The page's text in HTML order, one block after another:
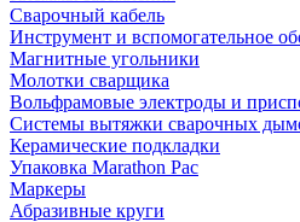
Сварочный кабель
Инструмент и вспомогательное
Магнитные угольники
Молотки сварщика
Вольфрамовые электроды и
Системы вытяжки сварочных
Керамические подкладки
Упаковка Marathon Pac
Маркеры
Абразивные круги